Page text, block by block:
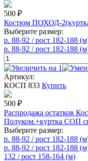
500 ₽
Костюм ПОХОД-
Выберите размер:
р. 88-92 / рост 182-188
р. 88-92 / рост 182-188
Артикул:
КОСП 833 Купить
500 ₽
Распродажа остатков
Полуком.+куртка СОП
Выберите размер:
р. 88-92 / рост 182-188
р. 88-92 / рост 182-188
132 / рост 158-164 (м)